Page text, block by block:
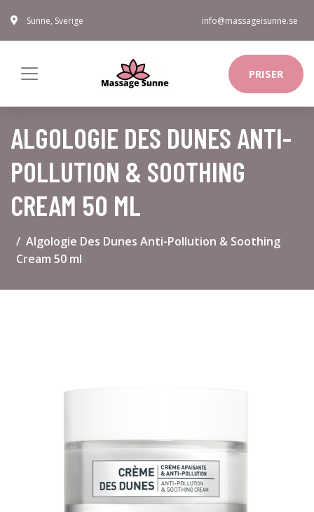
Sunne, Sverige info@massageisunne.se
PRISER
ALGOLOGIE DES DUNES ANTI-
POLLUTION & SOOTHING
CREAM 50 ML
Algologie Des Dunes Anti-Pollution & Soothing
Cream 50 ml